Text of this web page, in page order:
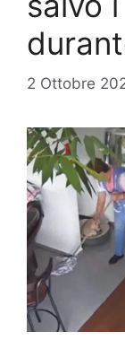
2 Ottobre